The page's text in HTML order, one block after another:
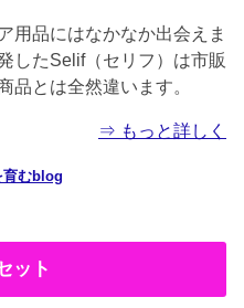
用品にはなかなか出会えま
したSelif（セリフ）は市販
品とは全然違います。
⇒ もっと詳しく
育むblog
ット